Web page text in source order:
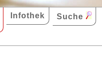
Infothek Suche